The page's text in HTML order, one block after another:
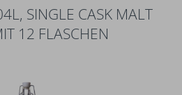
SINGLE CASK MALT
12 FLASCHEN